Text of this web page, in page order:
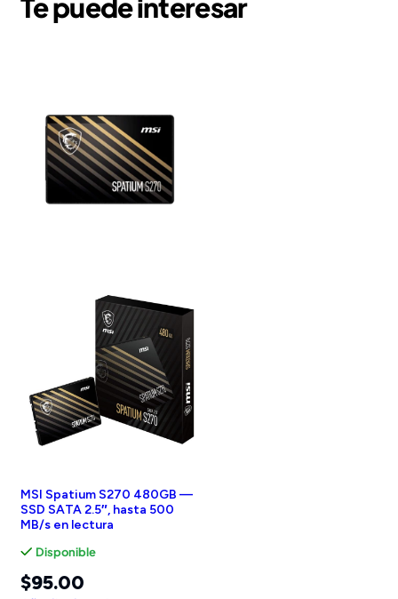
MSI Spatium S270 480GB —
SSD SATA 2.5″, hasta 500
MB/s en lectura
Disponible
$95.00